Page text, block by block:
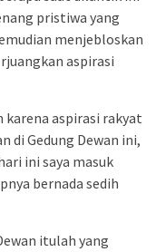
pristiwa yang
menjebloskan
aspirasi
aspirasi rakyat
di Gedung Dewan ini,
ini saya masuk
bernada sedih
itulah yang